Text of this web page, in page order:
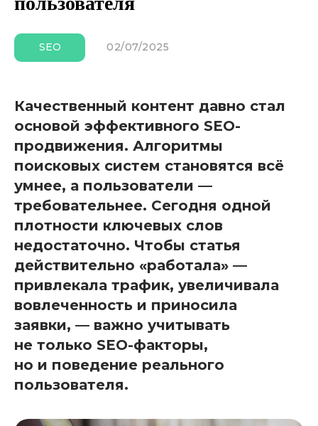
SEO 02/07/2025
Качественный контент давно стал
основой эффективного SEO-
продвижения. Алгоритмы
поисковых систем становятся всё
умнее, а пользователи —
требовательнее. Сегодня одной
плотности ключевых слов
недостаточно. Чтобы статья
действительно «работала» —
привлекала трафик, увеличивала
вовлеченность и приносила
заявки, — важно учитывать
не только SEO-факторы,
но и поведение реального
пользователя.